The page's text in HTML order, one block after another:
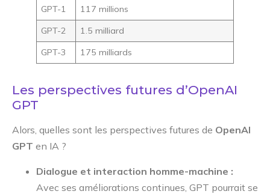
GPT-1
117 millions
GPT-2
1.5 milliard
GPT-3
175 milliards
Les perspectives futures d’OpenAI
GPT
Alors, quelles sont les perspectives futures de OpenAI
GPT en IA ?
Dialogue et interaction homme-machine :
Avec ses améliorations continues, GPT pourrait se